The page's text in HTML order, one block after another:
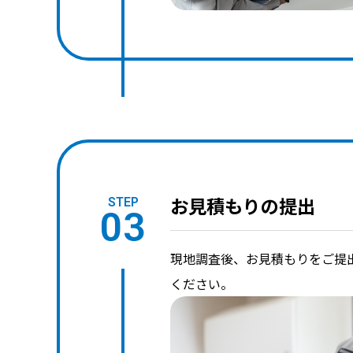
STEP
03 お見積もりの提出
現地調査後、お見積もりをご提
ください。